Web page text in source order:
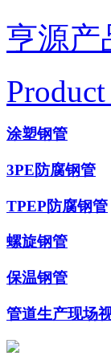
亨源产
涂塑钢管
3PE防腐钢管
TPEP防腐钢管
螺旋钢管
保温钢管
管道生产现场